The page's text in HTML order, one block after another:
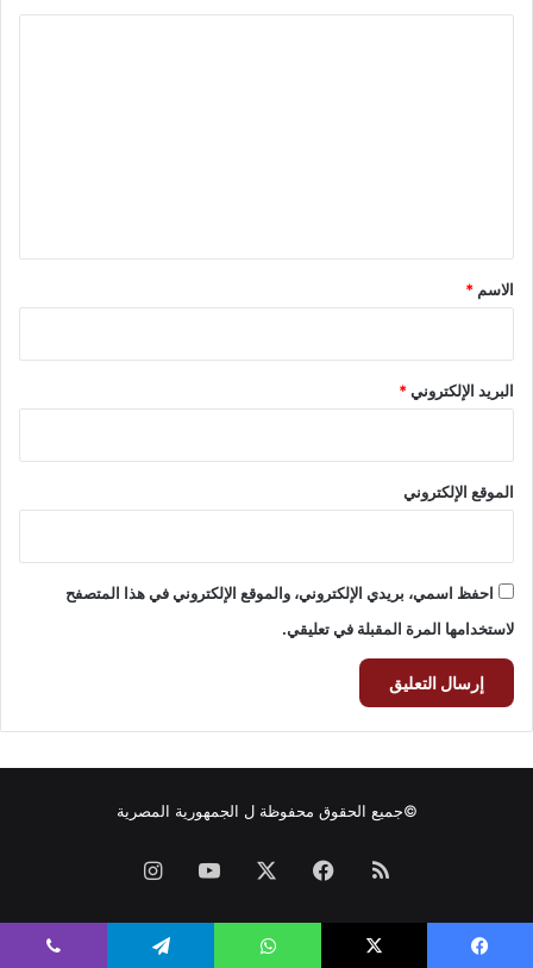
*
الاسم *
البريد الإلكتروني*
الموقع الإلكتروني
احفظ اسمي، بريدي الإلكتروني، والموقع الإلكتروني في هذا المتصفح
لاستخدامها المرة المقبلة في تعليقي.
©جميع الحقوق محفوظة ل الجمهورية المصرية
ملخص
الموقع
فيسبوك ‫YouTube